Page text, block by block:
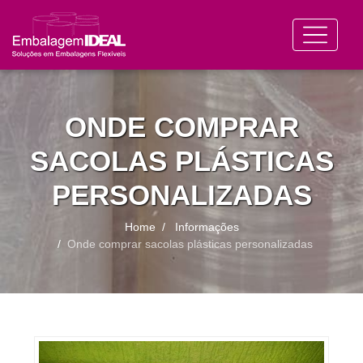
ONDE COMPRAR
SACOLAS PLÁSTICAS
PERSONALIZADAS
Home
Informações
Onde comprar sacolas plásticas personalizadas